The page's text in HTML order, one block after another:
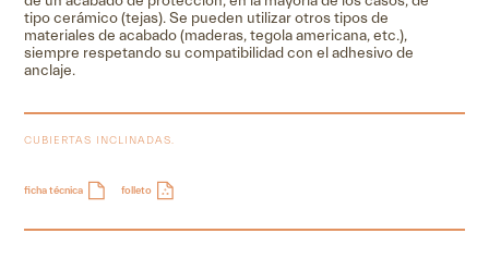
tipo cerámico (tejas). Se pueden utilizar otros tipos de
materiales de acabado (maderas, tegola americana, etc.),
siempre respetando su compatibilidad con el adhesivo de
anclaje.
CUBIERTAS INCLINADAS.
ficha técnica folleto